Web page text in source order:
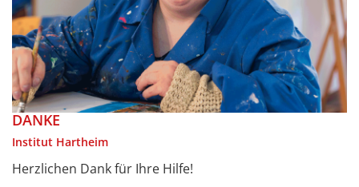
DANKE
Institut Hartheim
Herzlichen Dank für Ihre Hilfe!